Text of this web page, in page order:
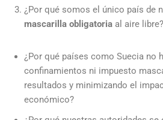
¿Por qué somos el único país de
mascarilla obligatoria al aire libre?
¿Por qué países como Suecia no
confinamientos ni impuesto
resultados y minimizando el
económico?